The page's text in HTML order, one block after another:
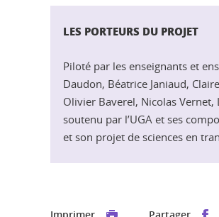
LES PORTEURS DU PROJET
Piloté par les enseignants et
Daudon, Béatrice Janiaud,
Olivier Baverel, Nicolas
soutenu par l’UGA et ses
et son projet de sciences en
Imprimer Partager